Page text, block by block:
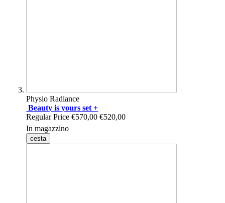
Physio Radiance
Beauty is yours set +
Regular Price €570,00 €520,00
In magazzino
cesta